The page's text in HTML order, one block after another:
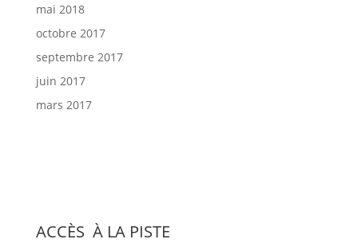
mai 2018
octobre 2017
septembre 2017
juin 2017
mars 2017
ACCÈS À LA PISTE